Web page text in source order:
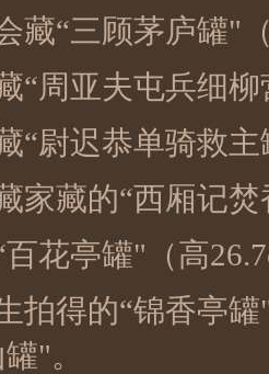
藏“三顾茅庐罐"
“周亚夫屯兵细柳
“尉迟恭单骑救
家藏的“西厢记
花亭罐"（高
拍得的“锦香亭
"。